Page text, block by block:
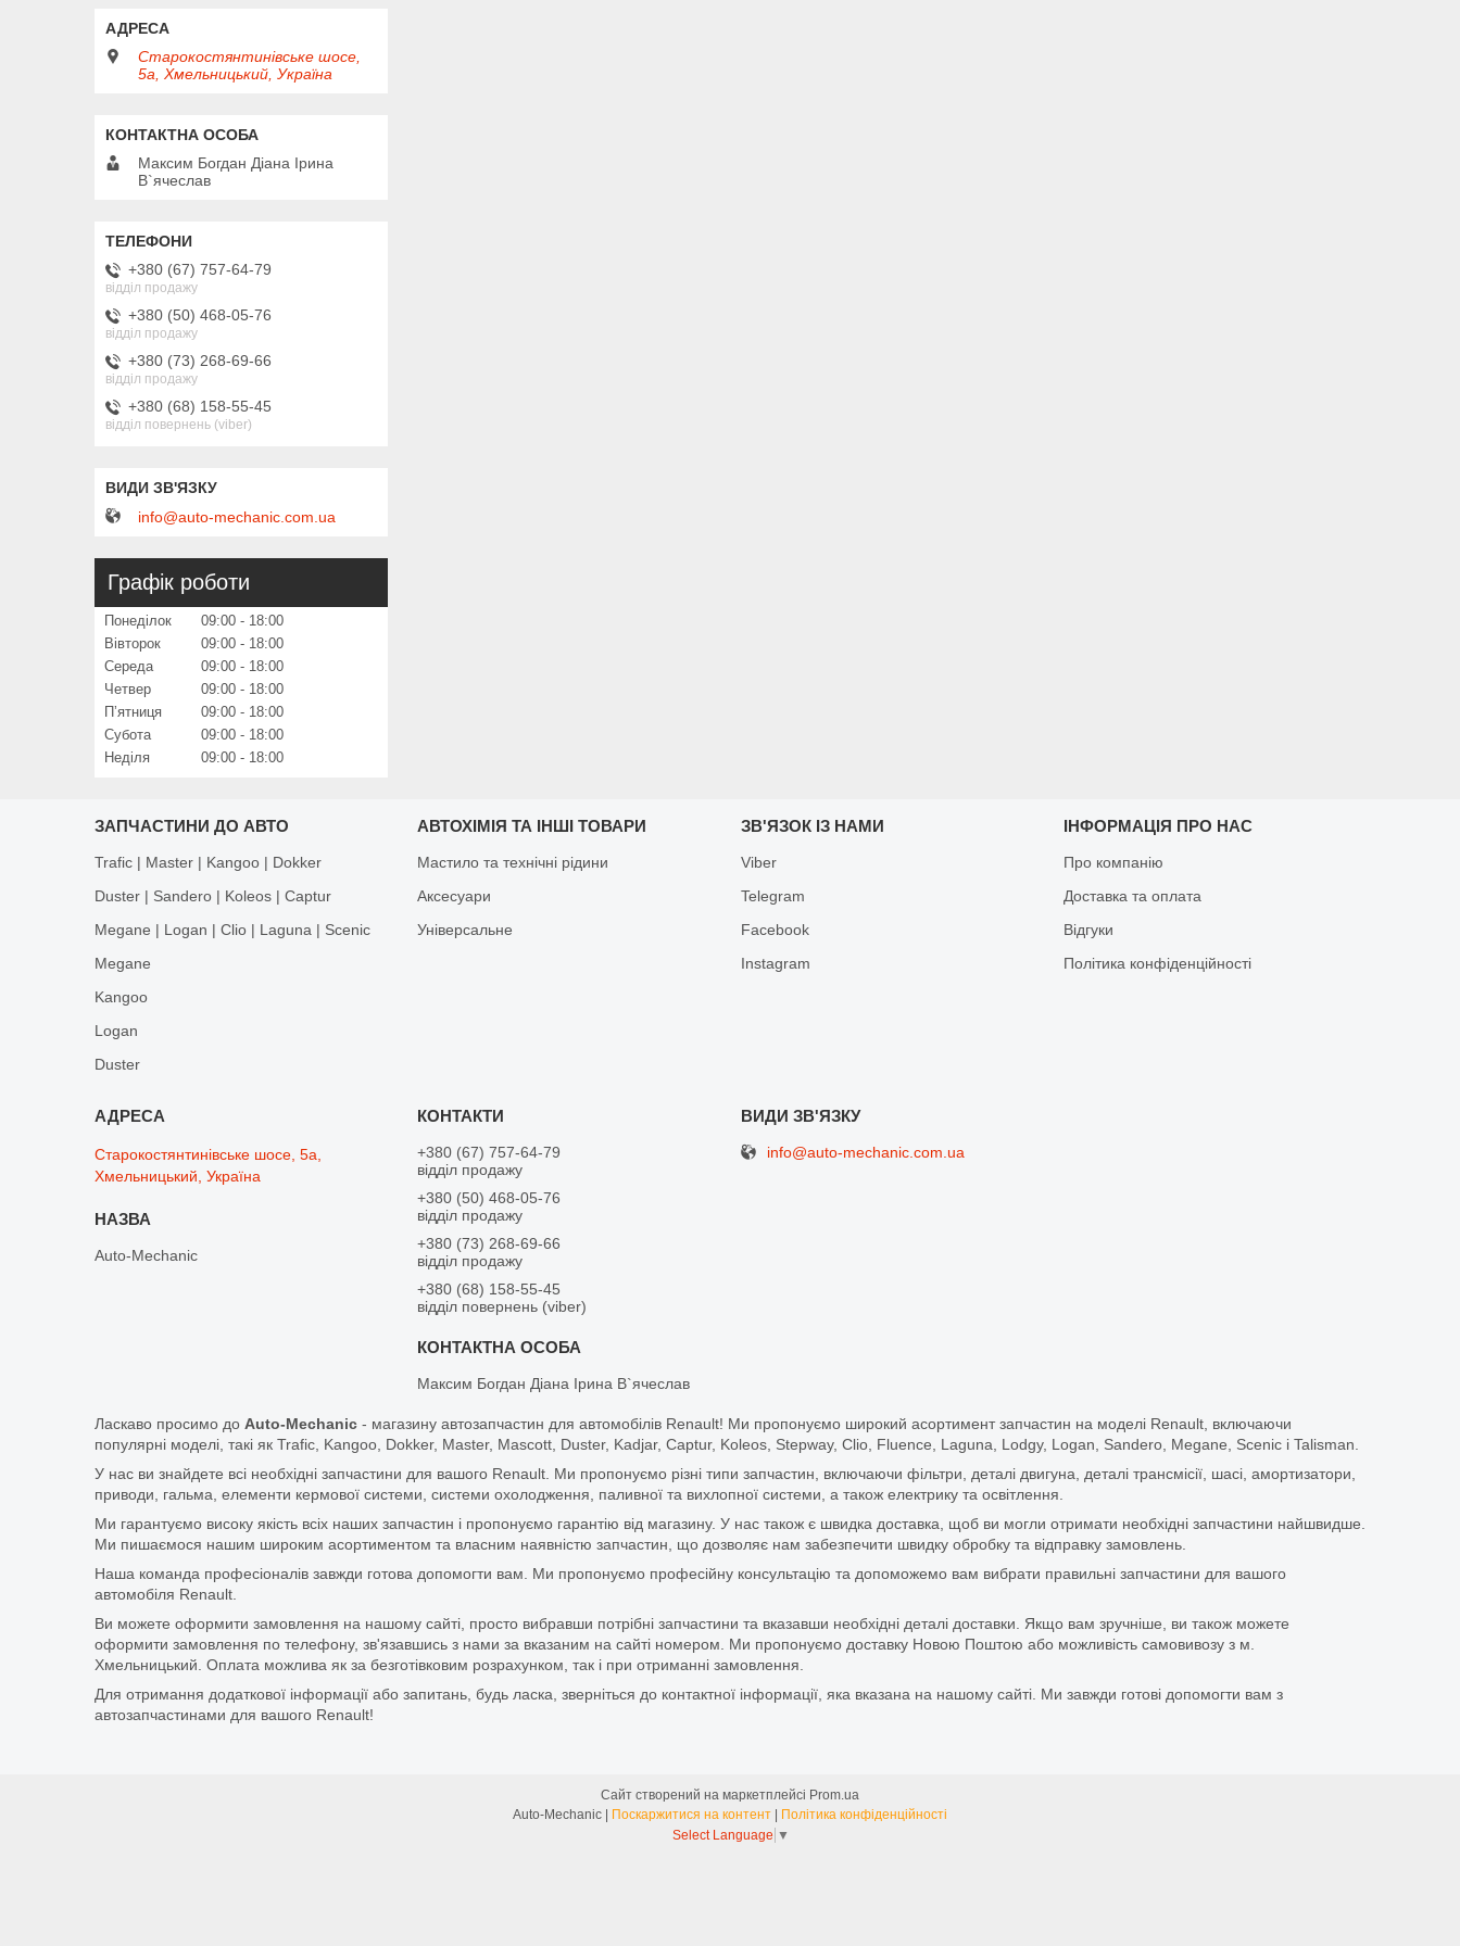
Старокостянтинівське шосе,
5а, Хмельницький, Україна
Максим Богдан Діана Ірина
В`ячеслав
+380 (67) 757-64-79
відділ продажу
+380 (50) 468-05-76
відділ продажу
+380 (73) 268-69-66
відділ продажу
+380 (68) 158-55-45
відділ повернень (viber)
info@auto-mechanic.com.ua
Графік роботи
Понеділок 09:00
18:00
Вівторок
09:00
18:00
Середа
09:00
18:00
Четвер
09:00
18:00
Пʼятниця
09:00
18:00
Субота
09:00
18:00
Неділя
09:00 18:00
ЗАПЧАСТИНИ ДО АВТО
Trafic | Master | Kangoo | Dokker
Duster | Sandero | Koleos | Captur
Megane | Logan | Clio | Laguna | Scenic
Megane
Kangoo
Logan
Duster
АВТОХІМІЯ ТА ІНШІ ТОВАРИ
Мастило та технічні рідини
Аксесуари
Універсальне
ЗВ'ЯЗОК ІЗ НАМИ
Viber
Telegram
Facebook
Іnstagram
ІНФОРМАЦІЯ ПРО НАС
Про компанію
Доставка та оплата
Відгуки
Політика конфіденційності
Старокостянтинівське шосе, 5а,
Хмельницький, Україна
Auto-Mechanic
+380 (67) 757-64-79
відділ продажу
+380 (50) 468-05-76
відділ продажу
+380 (73) 268-69-66
відділ продажу
+380 (68) 158-55-45
відділ повернень (viber)
Максим Богдан Діана Ірина В`ячеслав
info@auto-mechanic.com.ua
Ласкаво просимо до Auto-Mechanic - магазину автозапчастин для автомобілів Renault! Ми пропонуємо широкий асортимент запчастин на моделі Renault, включаючи
популярні моделі, такі як Trafic, Kangoo, Dokker, Master, Mascott, Duster, Kadjar, Captur, Koleos, Stepway, Clio, Fluence, Laguna, Lodgy, Logan, Sandero, Megane, Scenic і Talisman.
У нас ви знайдете всі необхідні запчастини для вашого Renault. Ми пропонуємо різні типи запчастин, включаючи фільтри, деталі двигуна, деталі трансмісії, шасі, амортизатори,
приводи, гальма, елементи кермової системи, системи охолодження, паливної та вихлопної системи, а також електрику та освітлення.
Ми гарантуємо високу якість всіх наших запчастин і пропонуємо гарантію від магазину. У нас також є швидка доставка, щоб ви могли отримати необхідні запчастини найшвидше.
Ми пишаємося нашим широким асортиментом та власним наявністю запчастин, що дозволяє нам забезпечити швидку обробку та відправку замовлень.
Наша команда професіоналів завжди готова допомогти вам. Ми пропонуємо професійну консультацію та допоможемо вам вибрати правильні запчастини для вашого
автомобіля Renault.
Ви можете оформити замовлення на нашому сайті, просто вибравши потрібні запчастини та вказавши необхідні деталі доставки. Якщо вам зручніше, ви також можете
оформити замовлення по телефону, зв'язавшись з нами за вказаним на сайті номером. Ми пропонуємо доставку Новою Поштою або можливість самовивозу з м.
Хмельницький. Оплата можлива як за безготівковим розрахунком, так і при отриманні замовлення.
Для отримання додаткової інформації або запитань, будь ласка, зверніться до контактної інформації, яка вказана на нашому сайті. Ми завжди готові допомогти вам з
автозапчастинами для вашого Renault!
Сайт створений на маркетплейсі Prom.ua
Поскаржитися на контент
Політика конфіденційності
Select Language ▼